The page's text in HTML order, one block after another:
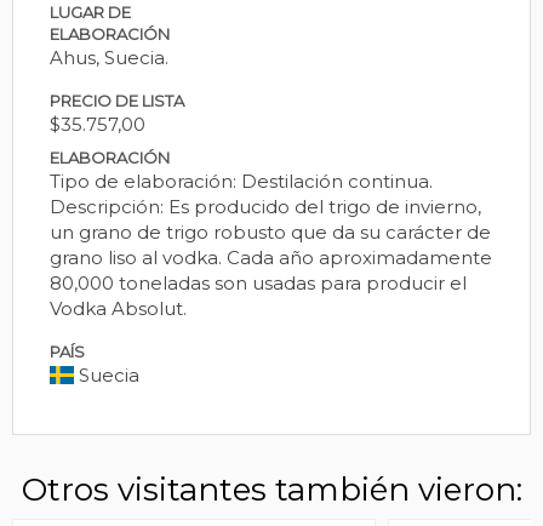
LUGAR DE
ELABORACIÓN
Ahus, Suecia.
PRECIO DE LISTA
$35.757,00
ELABORACIÓN
Tipo de elaboración: Destilación continua.
Descripción: Es producido del trigo de invierno,
un grano de trigo robusto que da su carácter de
grano liso al vodka. Cada año aproximadamente
80,000 toneladas son usadas para producir el
Vodka Absolut.
PAÍS
Suecia
Otros visitantes también vieron: